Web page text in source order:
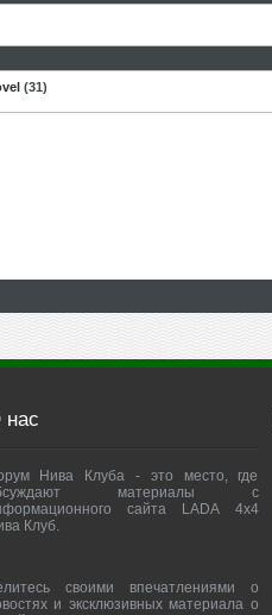
(31)
Нива Клуба - это место, где
материалы с
сайта LADA 4x4
Клуб.
своими впечатлениями о
и эксклюзивных материала о